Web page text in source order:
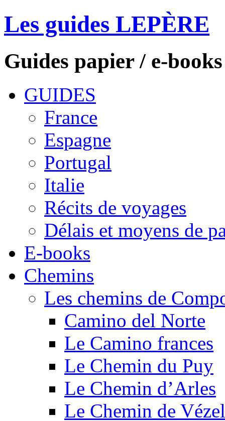
Les guides LEPÈRE
Guides papier / e-
GUIDES
France
Espagne
Portugal
Italie
Récits de voyages
Délais et moyens de
E-books
Chemins
Les chemins de
Camino del Norte
Le Camino frances
Le Chemin du Puy
Le Chemin d’Arles
Le Chemin de